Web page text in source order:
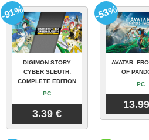
DIGIMON STORY
CYBER SLEUTH:
COMPLETE EDITION
PC
3.39 €
-91%
AVATAR:
OF
PC
-53%